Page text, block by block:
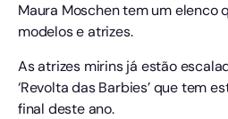
Maura Moschen tem um elenco
modelos e atrizes.
As atrizes mirins já estão
‘Revolta das Barbies’ que tem
final deste ano.